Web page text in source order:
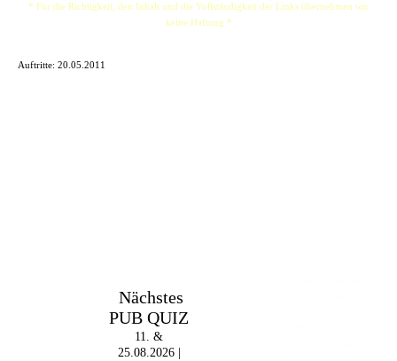
* Für die Richtigkeit, den Inhalt und die Vollständigkeit der Links übernehmen wir
keine Haftung *
Auftritte: 20.05.2011
Nächstes
PUB QUIZ
11. &
25.08.2026 |